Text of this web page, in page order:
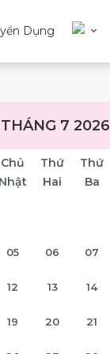
Dụng
THÁNG 7 2026
Chủ
Nhật
Thứ
Hai
Thứ
Ba
05 06 07
12 13 14
19 20 21